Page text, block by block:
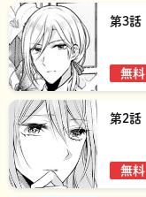
第3話
無料
第2話
無料